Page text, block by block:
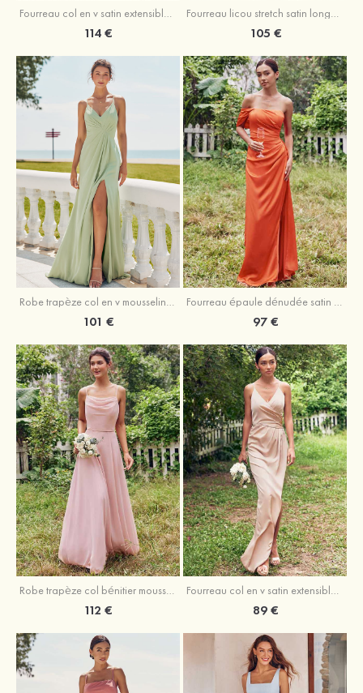
Fourreau col en v satin extensible ras du sol robe de demoiselle d'honneur
114 €
Fourreau licou stretch satin longueur cheville robe de demoiselle d'honneur
105 €
Robe trapèze col en v mousseline ras du sol robe de demoiselle d'honneur
101 €
Fourreau épaule dénudée satin extensible ras du sol robe de demoiselle d'honneur
97 €
Robe trapèze col bénitier mousseline ras du sol robe de demoiselle d'honneur
112 €
Fourreau col en v satin extensible asymétrique robe de demoiselle d'honneur
89 €